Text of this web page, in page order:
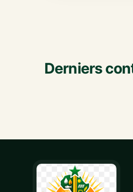
Derniers